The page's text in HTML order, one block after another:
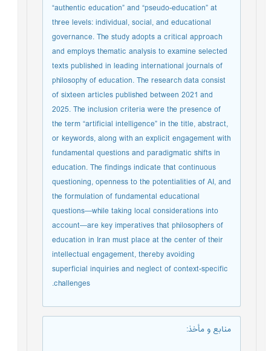
“authentic education” and “pseudo-education” at
three levels: individual, social, and educational
governance. The study adopts a critical approach
and employs thematic analysis to examine selected
texts published in leading international journals of
philosophy of education. The research data consist
of sixteen articles published between 2021 and
2025. The inclusion criteria were the presence of
the term “artificial intelligence” in the title, abstract,
or keywords, along with an explicit engagement with
fundamental questions and paradigmatic shifts in
education. The findings indicate that continuous
questioning, openness to the potentialities of AI, and
the formulation of fundamental educational
questions—while taking local considerations into
account—are key imperatives that philosophers of
education in Iran must place at the center of their
intellectual engagement, thereby avoiding
superficial inquiries and neglect of context-specific
challenges.
منابع و مأخذ: